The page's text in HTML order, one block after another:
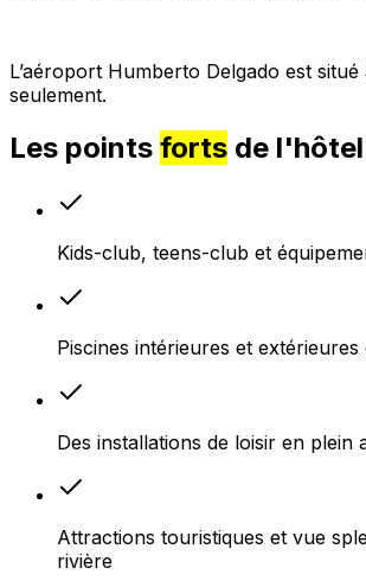
L’aéroport Humberto Delgado est
seulement.
Les points forts de l'hôtel
Kids-club, teens-club et
Piscines intérieures et extérieures
Des installations de loisir en plein
Attractions touristiques et vue
rivière